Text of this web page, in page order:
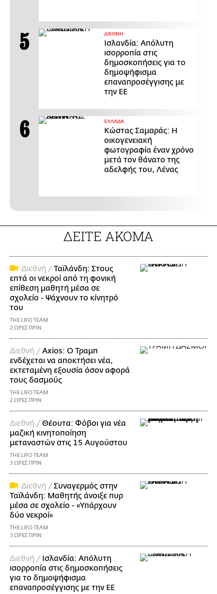
ΔΙΕΘΝΗ
Ισλανδία: Απόλυτη
ισορροπία στις
δημοσκοπήσεις για το
δημοψήφισμα
επαναπροσέγγισης με
την ΕΕ
ΕΛΛΑΔΑ
Κώστας Σαμαράς: Η
οικογενειακή
φωτογραφία έναν χρόνο
μετά τον θάνατο της
αδελφής του, Λένας
ΔΕΙΤΕ ΑΚΟΜΑ
Διεθνή / Ταϊλάνδη: Στους
επτά οι νεκροί από τη φονική
επίθεση μαθητή μέσα σε
σχολείο - Ψάχνουν το κίνητρό
του
THE LIFO TEAM
2 ΩΡΕΣ ΠΡΙΝ
Διεθνή / Axios: Ο Τραμπ
ενδέχεται να αποκτήσει νέα,
εκτεταμένη εξουσία όσον αφορά
τους δασμούς
THE LIFO TEAM
2 ΩΡΕΣ ΠΡΙΝ
Διεθνή / Θέουτα: Φόβοι για νέα
μαζική κινητοποίηση
μεταναστών στις 15 Αυγούστου
THE LIFO TEAM
3 ΩΡΕΣ ΠΡΙΝ
Διεθνή / Συναγερμός στην
Ταϊλάνδη: Μαθητής άνοιξε πυρ
μέσα σε σχολείο - «Υπάρχουν
δύο νεκροί»
THE LIFO TEAM
3 ΩΡΕΣ ΠΡΙΝ
Διεθνή / Ισλανδία: Απόλυτη
ισορροπία στις δημοσκοπήσεις
για το δημοψήφισμα
επαναπροσέγγισης με την ΕΕ